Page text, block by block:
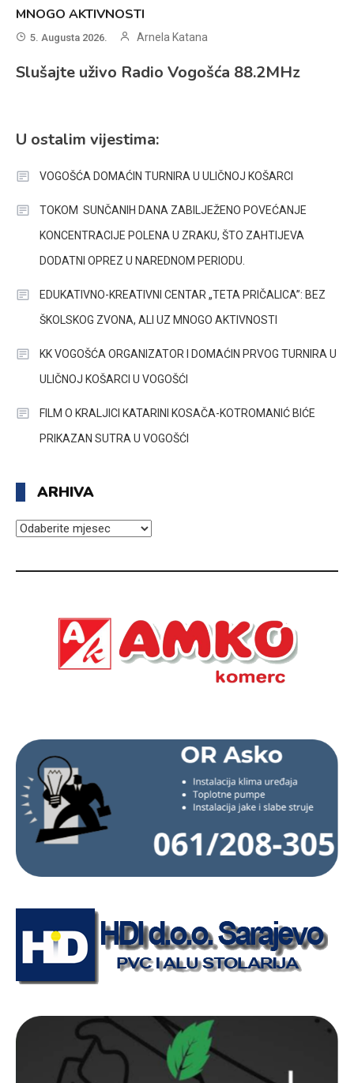
MNOGO AKTIVNOSTI
5. Augusta 2026. Arnela Katana
Slušajte uživo Radio Vogošća 88.2MHz
U ostalim vijestima:
VOGOŠĆA DOMAĆIN TURNIRA U ULIČNOJ KOŠARCI
TOKOM SUNČANIH DANA ZABILJEŽENO POVEĆANJE
KONCENTRACIJE POLENA U ZRAKU, ŠTO ZAHTIJEVA
DODATNI OPREZ U NAREDNOM PERIODU.
EDUKATIVNO-KREATIVNI CENTAR „TETA PRIČALICA”: BEZ
ŠKOLSKOG ZVONA, ALI UZ MNOGO AKTIVNOSTI
KK VOGOŠĆA ORGANIZATOR I DOMAĆIN PRVOG TURNIRA U
ULIČNOJ KOŠARCI U VOGOŠĆI
FILM O KRALJICI KATARINI KOSAČA-KOTROMANIĆ BIĆE
PRIKAZAN SUTRA U VOGOŠĆI
ARHIVA
ARHIVA